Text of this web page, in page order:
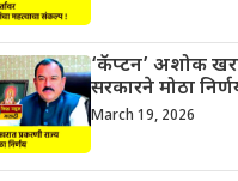
‘कॅप्टन’ अशोक
सरकारने मोठा
March 19, 2026